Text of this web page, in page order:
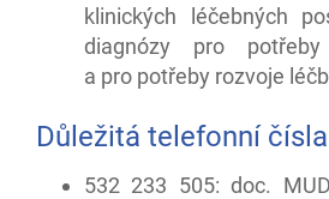
klinických léčebných
diagnózy pro
a pro potřeby rozvoje
Důležitá telefonní čísla
532 233 505: doc.